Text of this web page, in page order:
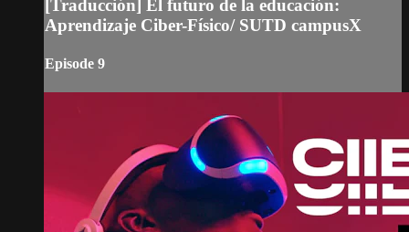
[Traducción] El futuro de la educación:
Aprendizaje Ciber-Físico/ SUTD campusX
Episode 9